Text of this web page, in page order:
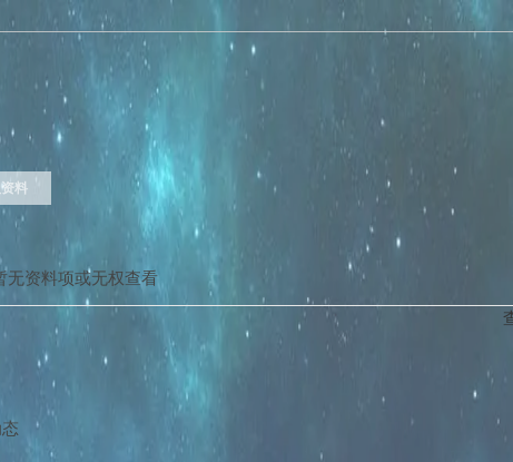
料
无资料项或无权查看